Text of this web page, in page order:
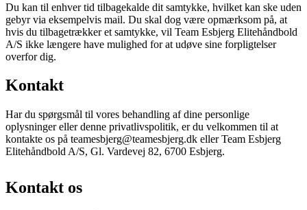
Du kan til enhver tid tilbagekalde dit samtykke, hvilket kan ske uden
gebyr via eksempelvis mail. Du skal dog være opmærksom på, at
hvis du tilbagetrækker et samtykke, vil Team Esbjerg Elitehåndbold
A/S ikke længere have mulighed for at udøve sine forpligtelser
overfor dig.
Kontakt
Har du spørgsmål til vores behandling af dine personlige
oplysninger eller denne privatlivspolitik, er du velkommen til at
kontakte os på teamesbjerg@teamesbjerg.dk eller Team Esbjerg
Elitehåndbold A/S, Gl. Vardevej 82, 6700 Esbjerg.
Kontakt os